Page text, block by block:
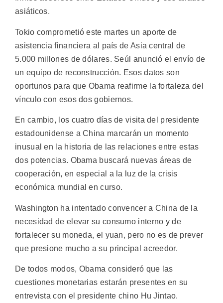
asiáticos.
Tokio comprometió este martes un aporte de
asistencia financiera al país de Asia central de
5.000 millones de dólares. Seúl anunció el envío de
un equipo de reconstrucción. Esos datos son
oportunos para que Obama reafirme la fortaleza del
vínculo con esos dos gobiernos.
En cambio, los cuatro días de visita del presidente
estadounidense a China marcarán un momento
inusual en la historia de las relaciones entre estas
dos potencias. Obama buscará nuevas áreas de
cooperación, en especial a la luz de la crisis
económica mundial en curso.
Washington ha intentado convencer a China de la
necesidad de elevar su consumo interno y de
fortalecer su moneda, el yuan, pero no es de prever
que presione mucho a su principal acreedor.
De todos modos, Obama consideró que las
cuestiones monetarias estarán presentes en su
entrevista con el presidente chino Hu Jintao.